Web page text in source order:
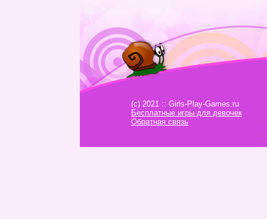
(c) 2021 :: Girls-Play-Games.ru
Бесплатные игры для девочек
Обратная связь